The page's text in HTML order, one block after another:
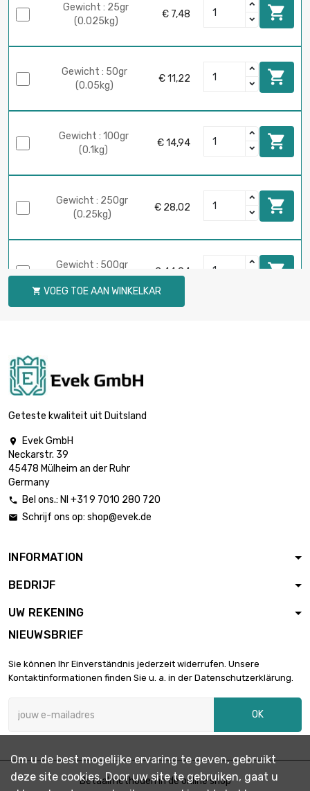
Gewicht : 25gr
(0.025kg)
€ 7,48 
Gewicht : 50gr
(0.05kg)
€ 11,22 
Gewicht : 100gr
(0.1kg)
€ 14,94 
Gewicht : 250gr
(0.25kg)
€ 28,02 
Gewicht : 500gr
(0.5kg)
€ 44,84 
Gewicht : 5000gr
(5kg)
Gewicht : 10000gr
 VOEG TOE AAN WINKELKAR
Geteste kwaliteit uit Duitsland

Evek GmbH
Neckarstr. 39
45478 Mülheim an der Ruhr
Germany
 Bel ons.: Nl +31 9 7010 280 720
 Schrijf ons op: shop@evek.de
INFORMATION
BEDRIJF
UW REKENING
NIEUWSBRIEF
Sie können Ihr Einverständnis jederzeit widerrufen. Unsere
Kontaktinformationen finden Sie u. a. in der Datenschutzerklärung.
OK
Betaalmethoden in de online shop
Om u de best mogelijke ervaring te geven, gebruikt
deze site cookies. Door uw site te gebruiken, gaat u